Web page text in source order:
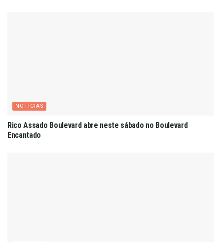
NOTÍCIAS
Rico Assado Boulevard abre neste sábado no Boulevard
Encantado